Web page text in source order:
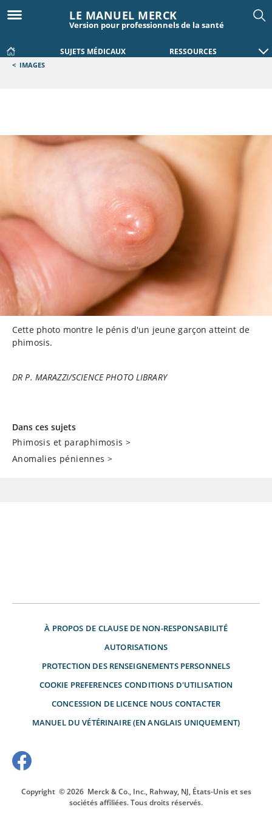
LE MANUEL MERCK
Version pour professionnels de la santé
SUJETS MÉDICAUX RESSOURCES
< IMAGES
Cette photo montre le pénis d'un jeune garçon atteint de
phimosis.
DR P. MARAZZI/SCIENCE PHOTO LIBRARY
Dans ces sujets
Phimosis et paraphimosis >
Anomalies péniennes >
À PROPOS DE CLAUSE DE NON-RESPONSABILITÉ
AUTORISATIONS
PROTECTION DES RENSEIGNEMENTS PERSONNELS
COOKIE PREFERENCES CONDITIONS D'UTILISATION
CONCESSION DE LICENCE NOUS CONTACTER
MANUEL DU VÉTÉRINAIRE (EN ANGLAIS UNIQUEMENT)
Copyright © 2026 Merck & Co., Inc., Rahway, NJ, États-Unis et ses
sociétés affiliées. Tous droits réservés.